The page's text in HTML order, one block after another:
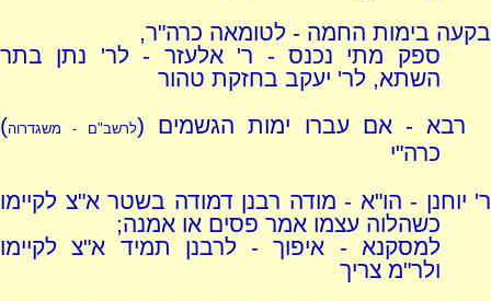
בקעה בימות החמה - לטומאה כרה"ר,
ספק מתי נכנס - ר' אלעזר - לר' נתן בתר
השתא, לר' יעקב בחזקת טהור
רבא - אם עברו ימות הגשמים (לרשב"ם - משגדרוה)
כרה"י
ר' יוחנן - הו"א - מודה רבנן דמודה בשטר א"צ לקיימו
כשהלוה עצמו אמר פסים או אמנה;
למסקנא - איפוך - לרבנן תמיד א"צ לקיימו
ולר"מ צריך